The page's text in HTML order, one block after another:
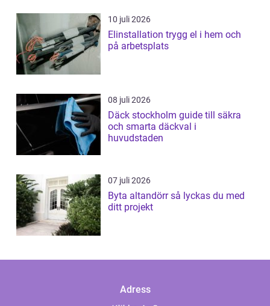
10 juli 2026
Elinstallation trygg el i hem och
på arbetsplats
08 juli 2026
Däck stockholm guide till säkra
och smarta däckval i
huvudstaden
07 juli 2026
Byta altandörr så lyckas du med
ditt projekt
Adress